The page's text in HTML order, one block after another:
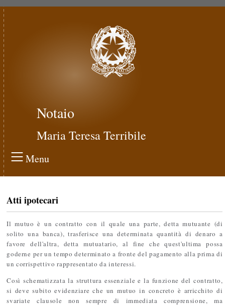
Notaio
Maria Teresa Terribile
Menu
Atti ipotecari
Il mutuo è un contratto con il quale una parte, detta mutuante (di
solito una banca), trasferisce una determinata quantità di denaro a
favore dell'altra, detta mutuatario, al fine che quest'ultima possa
goderne per un tempo determinato a fronte del pagamento alla prima di
un corrispettivo rappresentato da interessi.
Così schematizzata la struttura essenziale e la funzione del contratto,
si deve subito evidenziare che un mutuo in concreto è arricchito di
svariate clausole non sempre di immediata comprensione, ma